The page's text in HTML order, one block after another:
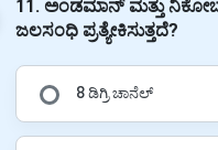
11. ಅಂಡಮಾನ್ ಮತ್ತು
ಜಲಸಂಧಿ ಪ್ರತ್ಯೇಕಿಸುತ್ತದೆ?
8 ಡಿಗ್ರಿ ಚಾನೆಲ್